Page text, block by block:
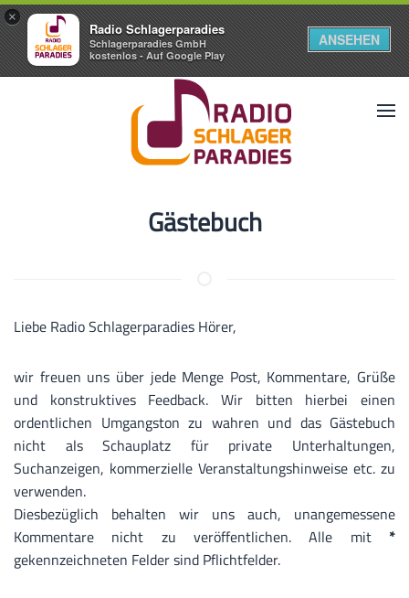
×
Radio Schlagerparadies
Schlagerparadies GmbH
kostenlos - Auf Google Play
ANSEHEN
Gästebuch
Liebe Radio Schlagerparadies Hörer,
wir freuen uns über jede Menge Post, Kommentare, Grüße
und konstruktives Feedback. Wir bitten hierbei einen
ordentlichen Umgangston zu wahren und das Gästebuch
nicht als Schauplatz für private Unterhaltungen,
Suchanzeigen, kommerzielle Veranstaltungshinweise etc. zu
verwenden.
Diesbezüglich behalten wir uns auch, unangemessene
Kommentare nicht zu veröffentlichen. Alle mit *
gekennzeichneten Felder sind Pflichtfelder.